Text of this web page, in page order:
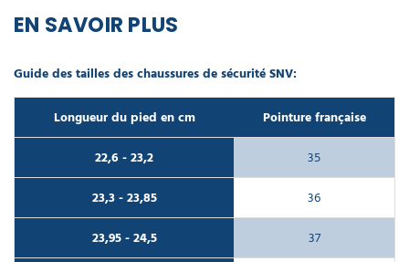
EN SAVOIR PLUS
Guide des tailles des chaussures de sécurité SNV:
Longueur du pied en cm
Pointure française
22,6 - 23,2
35
23,3 - 23,85
36
23,95 - 24,5
37